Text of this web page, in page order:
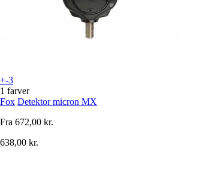
+-3
1 farver
Fox Detektor micron MX
Fra 672,00 kr.
638,00 kr.